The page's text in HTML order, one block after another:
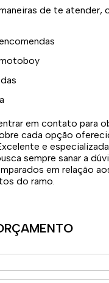
de te atender,
motoboy
em contato para
cada opção
e
sempre sanar a
em relação
do ramo.